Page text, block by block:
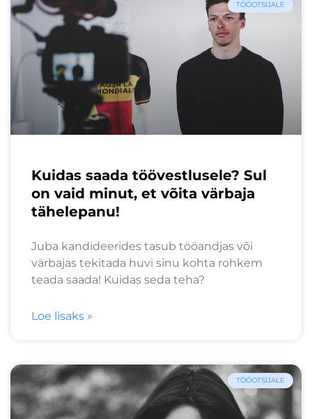
TÖÖOTSIJALE
Kuidas saada töövestlusele? Sul
on vaid minut, et võita värbaja
tähelepanu!
Juba kandideerides tasub tööandjas või
värbajas tekitada huvi sinu kohta rohkem
teada saada! Kuidas seda teha?
Loe lisaks »
TÖÖOTSIJALE